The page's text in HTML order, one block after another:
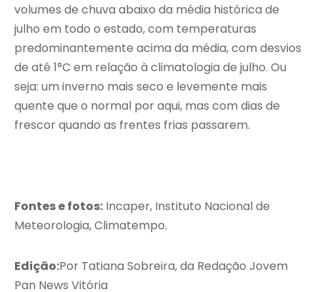
volumes de chuva abaixo da média histórica de
julho em todo o estado, com temperaturas
predominantemente acima da média, com desvios
de até 1°C em relação à climatologia de julho. Ou
seja: um inverno mais seco e levemente mais
quente que o normal por aqui, mas com dias de
frescor quando as frentes frias passarem.
Fontes e fotos: Incaper, Instituto Nacional de
Meteorologia, Climatempo.
Edição:Por Tatiana Sobreira, da Redação Jovem
Pan News Vitória